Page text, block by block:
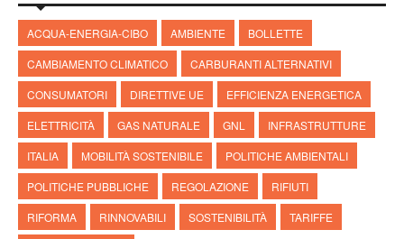
ACQUA-ENERGIA-CIBO AMBIENTE
BOLLETTE
CAMBIAMENTO CLIMATICO
CARBURANTI ALTERNATIVI
CONSUMATORI
DIRETTIVE UE
EFFICIENZA ENERGETICA
ELETTRICITÀ
GAS NATURALE GNL
INFRASTRUTTURE
ITALIA
MOBILITÀ SOSTENIBILE
POLITICHE AMBIENTALI
POLITICHE PUBBLICHE
REGOLAZIONE
RIFIUTI
RIFORMA
RINNOVABILI SOSTENIBILITÀ
TARIFFE